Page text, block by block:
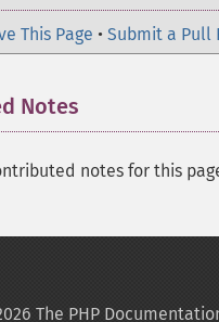
This Page • Submit a Pull
Notes
notes for this
The PHP